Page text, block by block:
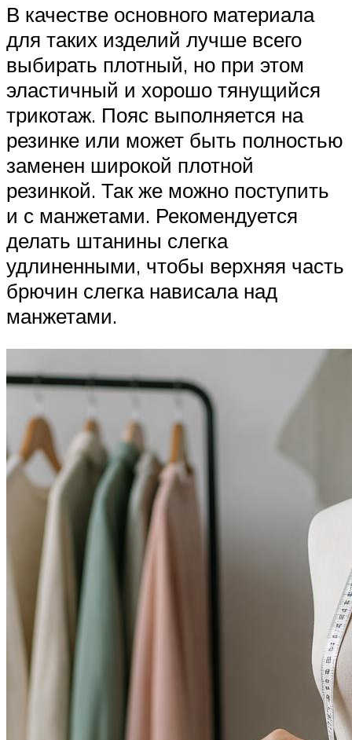
В качестве основного материала
для таких изделий лучше всего
выбирать плотный, но при этом
эластичный и хорошо тянущийся
трикотаж. Пояс выполняется на
резинке или может быть полностью
заменен широкой плотной
резинкой. Так же можно поступить
и с манжетами. Рекомендуется
делать штанины слегка
удлиненными, чтобы верхняя часть
брючин слегка нависала над
манжетами.